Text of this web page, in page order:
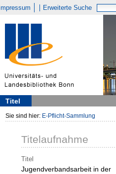
Impressum Erweiterte Suche
Titel
Sie sind hier: E-Pflicht-Sammlung
Titelaufnahme
Titel
Jugendverbandsarbeit in der